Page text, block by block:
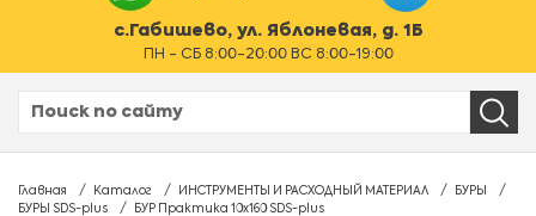
с.Габишево, ул. Яблоневая, д. 1Б
ПН - СБ 8:00-20:00 ВС 8:00-19:00
Главная Каталог ИНСТРУМЕНТЫ И РАСХОДНЫЙ МАТЕРИАЛ
БУРЫ
БУРЫ SDS-plus
БУР Практика 10х160 SDS-plus